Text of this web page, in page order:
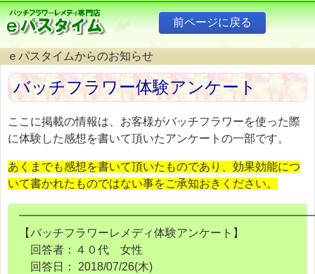
ｅパスタイムからのお知らせ
バッチフラワー体験アンケート
ここに掲載の情報は、お客様がバッチフラワーを使った際
に体験した感想を書いて頂いたアンケートの一部です。
あくまでも感想を書いて頂いたものであり、効果効能につ
いて書かれたものではない事をご承知おきください。
【バッチフラワーレメディ体験アンケート】
回答者：４０代 女性
回答日： 2018/07/26(木)